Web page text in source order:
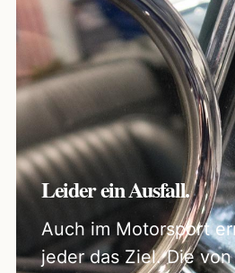
Leider ein Ausfall.
Auch im Motorsport
jeder das Ziel. Die